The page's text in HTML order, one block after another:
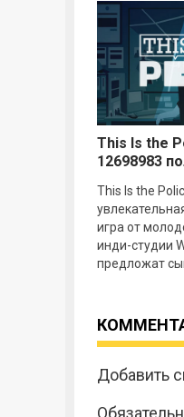
This Is the
12698983
This Is the
игра от
инди-студии
предложат
Добавить